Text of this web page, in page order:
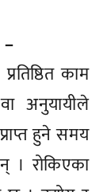
काम
अनुयायीले
हुने समय
। रोकिएका